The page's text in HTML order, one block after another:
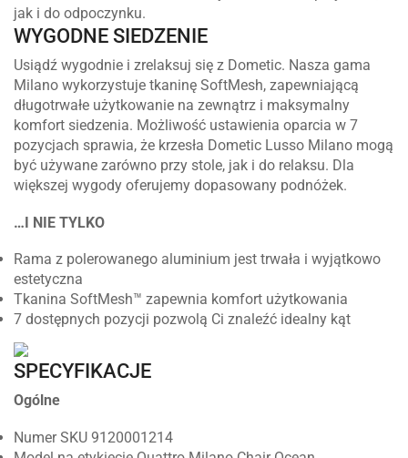
jak i do odpoczynku.
WYGODNE SIEDZENIE
Usiądź wygodnie i zrelaksuj się z Dometic. Nasza gama
Milano wykorzystuje tkaninę SoftMesh, zapewniającą
długotrwałe użytkowanie na zewnątrz i maksymalny
komfort siedzenia. Możliwość ustawienia oparcia w 7
pozycjach sprawia, że krzesła Dometic Lusso Milano mogą
być używane zarówno przy stole, jak i do relaksu. Dla
większej wygody oferujemy dopasowany podnóżek.
…I NIE TYLKO
Rama z polerowanego aluminium jest trwała i wyjątkowo
estetyczna
Tkanina SoftMesh™ zapewnia komfort użytkowania
7 dostępnych pozycji pozwolą Ci znaleźć idealny kąt
SPECYFIKACJE
Ogólne
Numer SKU 9120001214